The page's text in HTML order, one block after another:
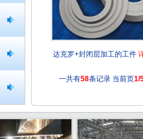
达克罗+封闭层加工的工件
一共有58条记录 当前页1/